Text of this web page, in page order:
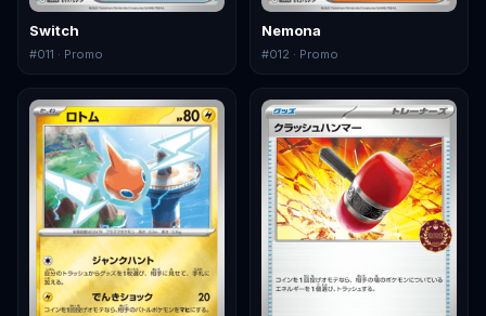
Switch
#011 · Promo
Nemona
#012 · Promo